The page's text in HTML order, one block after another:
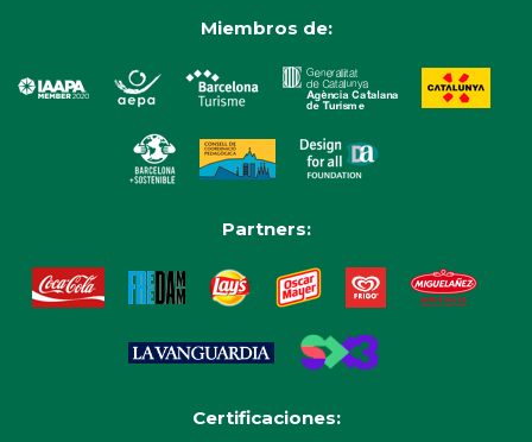
Miembros de:
Partners:
Certificaciones: